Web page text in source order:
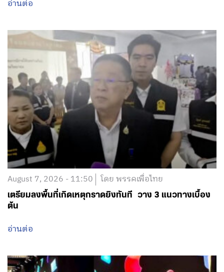
อ่านต่อ
August 7, 2026 - 11:50 โดย พรรคเพื่อไทย
เตรียมลงพื้นที่เกิดเหตุกราดยิงทันที วาง 3 แนวทางเบื้อง
ต้น
อ่านต่อ